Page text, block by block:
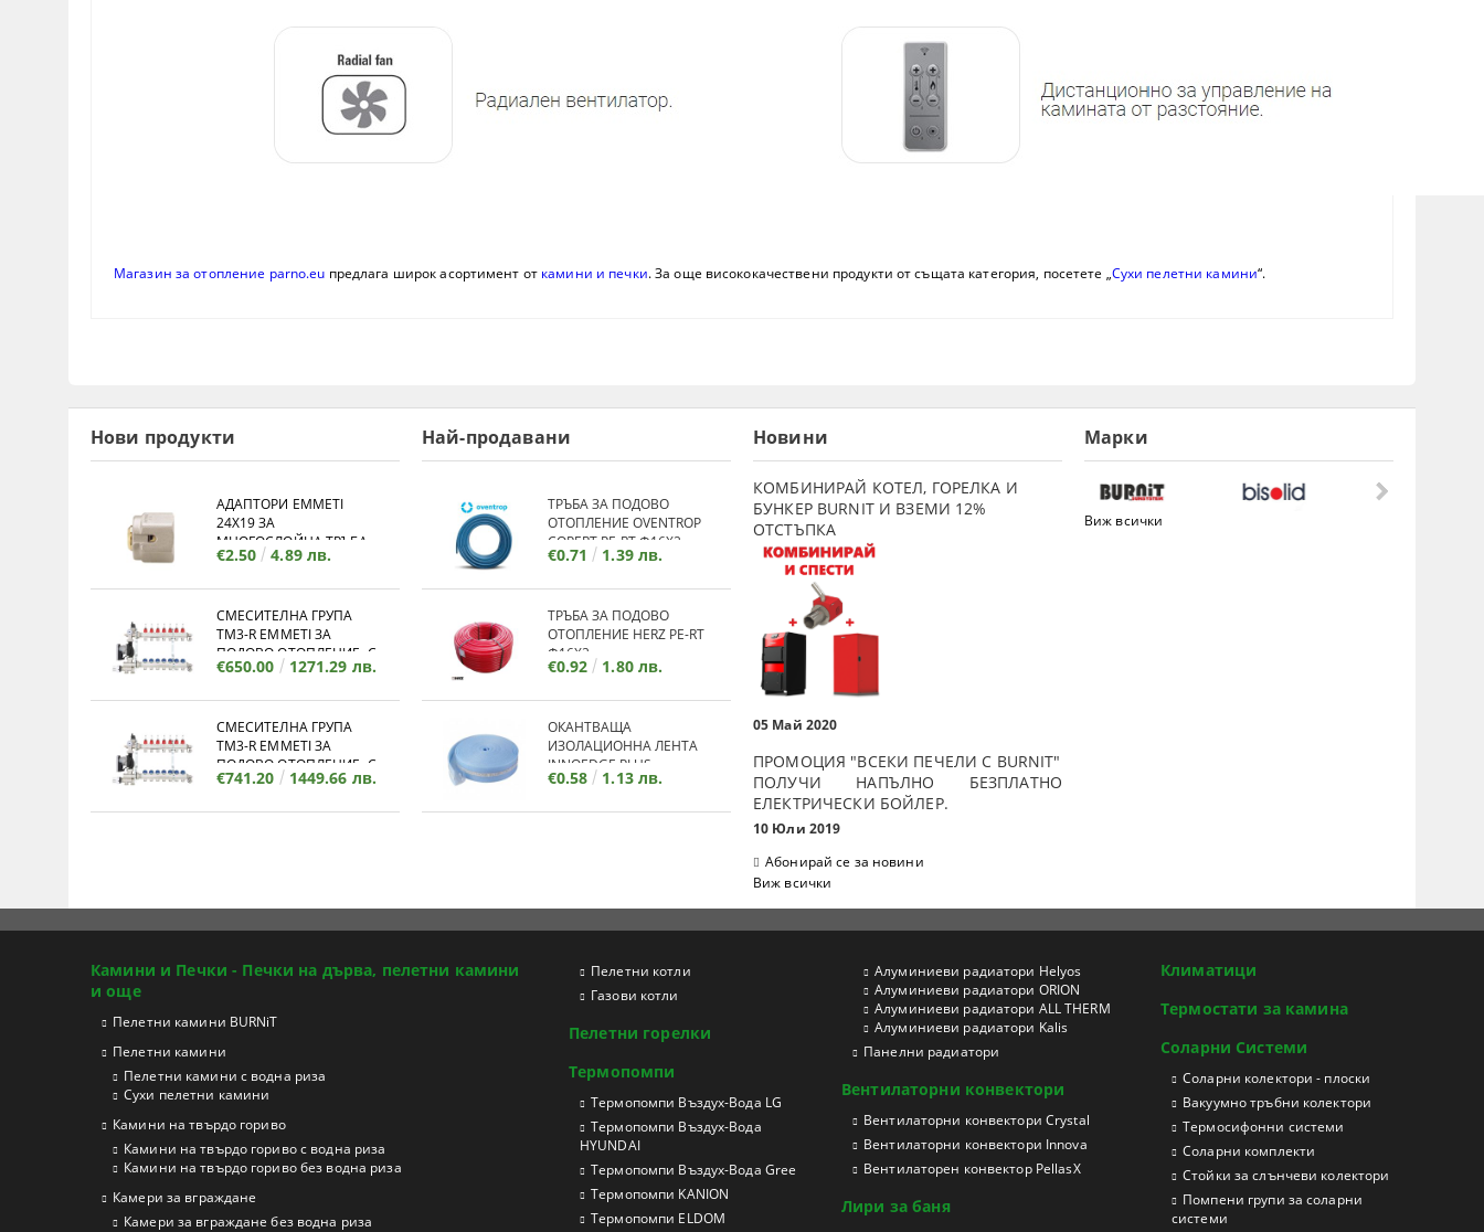
Магазин за отопление parno.eu предлага широк асортимент от камини и печки. За още висококачествени продукти от същата категория, посетете „Сухи пелетни камини“.
Нови продукти
АДАПТОРИ EMMETI
24X19 ЗА
МНОГОСЛОЙНА ТРЪБА
€2.50 4.89 лв.
СМЕСИТЕЛНА ГРУПА
TM3-R EMMETI ЗА
ПОДОВО ОТОПЛЕНИЕ, С
КОЛЕКТОР - 12 ИЗВОДА
€650.00 1271.29 лв.
СМЕСИТЕЛНА ГРУПА
TM3-R EMMETI ЗА
ПОДОВО ОТОПЛЕНИЕ, С
КОЛЕКТОР - 11 ИЗВОДА
€741.20 1449.66 лв.
Най-продавани
ТРЪБА ЗА ПОДОВО
ОТОПЛЕНИЕ OVENTROP
COPERT PE-RT Ф16Х2
€0.71 1.39 лв.
ТРЪБА ЗА ПОДОВО
ОТОПЛЕНИЕ HERZ PE-RT
Ф16Х2
€0.92 1.80 лв.
ОКАНТВАЩА
ИЗОЛАЦИОННА ЛЕНТА
INNOEDGE PLUS
€0.58 1.13 лв.
Новини
КОМБИНИРАЙ КОТЕЛ, ГОРЕЛКА И
БУНКЕР BURNIT И ВЗЕМИ 12%
ОТСТЪПКА
05 Май 2020
ПРОМОЦИЯ "ВСЕКИ ПЕЧЕЛИ С BURNIT"
ПОЛУЧИ НАПЪЛНО БЕЗПЛАТНО
ЕЛЕКТРИЧЕСКИ БОЙЛЕР.
10 Юли 2019
Абонирай се за новини
Виж всички
Марки
Виж всички
Камини и Печки - Печки на дърва, пелетни камини
и още
Пелетни камини BURNiT
Пелетни камини
Пелетни камини с водна риза
Сухи пелетни камини
Камини на твърдо гориво
Камини на твърдо гориво с водна риза
Камини на твърдо гориво без водна риза
Камери за вграждане
Камери за вграждане без водна риза
Пелетни котли
Газови котли
Пелетни горелки
Термопомпи
Tермопомпи Въздух-Вода LG
Термопомпи Въздух-Вода
HYUNDAI
Термопомпи Въздух-Вода Gree
Термопомпи KANION
Термопомпи ELDOM
Aлуминиеви радиатори Helyos
Aлуминиеви радиатори ORION
Aлуминиеви радиатори ALL THERM
Aлуминиеви радиатори Kalis
Панелни радиатори
Вентилаторни конвектори
Вентилаторни конвектори Crystal
Вентилаторни конвектори Innova
Вентилаторен конвектор PellasX
Лири за баня
Климатици
Термостати за камина
Соларни Системи
Соларни колектори - плоски
Вакуумно тръбни колектори
Термосифонни системи
Соларни комплекти
Стойки за слънчеви колектори
Помпени групи за соларни
системи